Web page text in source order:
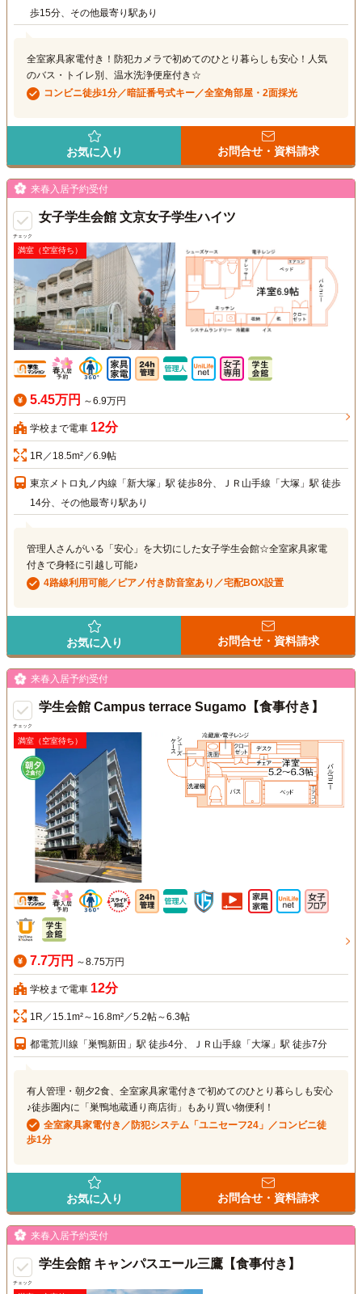
歩15分、その他最寄り駅あり
全室家具家電付き！防犯カメラで初めてのひとり暮らしも安心！人気
のバス・トイレ別、温水洗浄便座付き☆
コンビニ徒歩1分／暗証番号式キー／全室角部屋・2面採光
お気に入り お問合せ・資料請求
チェック
来春入居予約受付
女子学生会館 文京女子学生ハイツ
満室（空室待ち）
5.45万円 ～6.9万円
学校まで電車 12分
1R／18.5m²／6.9帖
東京メトロ丸ノ内線「新大塚」駅 徒歩8分、ＪＲ山手線「大塚」駅 徒歩
14分、その他最寄り駅あり
管理人さんがいる「安心」を大切にした女子学生会館☆全室家具家電
付きで身軽に引越し可能♪
4路線利用可能／ピアノ付き防音室あり／宅配BOX設置
お気に入り お問合せ・資料請求
チェック
来春入居予約受付
学生会館 Campus terrace Sugamo【食事付き】
満室（空室待ち）
7.7万円 ～8.75万円
学校まで電車 12分
1R／15.1m²～16.8m²／5.2帖～6.3帖
都電荒川線「巣鴨新田」駅 徒歩4分、ＪＲ山手線「大塚」駅 徒歩7分
有人管理・朝夕2食、全室家具家電付きで初めてのひとり暮らしも安心
♪徒歩圏内に「巣鴨地蔵通り商店街」もあり買い物便利！
全室家具家電付き／防犯システム「ユニセーフ24」／コンビニ徒
歩1分
お気に入り お問合せ・資料請求
チェック
来春入居予約受付
学生会館 キャンパスエール三鷹【食事付き】